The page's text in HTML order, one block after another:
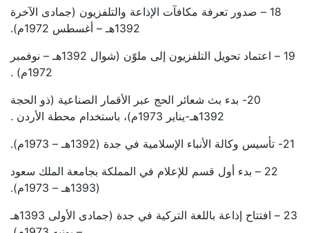
18 – صدور تعرفة مكافآت الإذاعة والتلفزيون (جمادى الآخرة
1392هـ – أغسطس 1972م).
19 – اعتماد تحويل التلفزيون إلى ملوّن (شوال 1392هـ – نوفمبر
1972م) .
20- بدء بث شعائر الحج عبر الأقمار الصناعية (ذو الحجة
1392هـ-يناير 1973م)، باستخدام محطة الأردن .
21- تأسيس وكالة الأنباء الإسلامية في جدة (1392هـ – 1973م).
22 – بدء أول قسم للإعلام في المملكة بجامعة الملك سعود
(1393هـ – 1973م).
23 – افتتاح إذاعة باللغة التركية في جدة (جمادى الأولى 1393هـ